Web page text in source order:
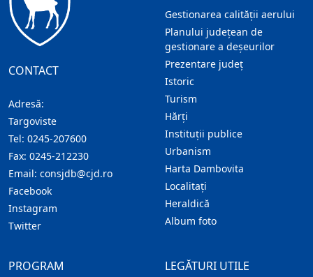
CONTACT
Adresă:
Targoviste
Tel: 0245-207600
Fax: 0245-212230
Email: consjdb@cjd.ro
Facebook
Instagram
Twitter
Gestionarea calității aerului
Planului județean de
gestionare a deșeurilor
Prezentare judeţ
Istoric
Turism
Hărţi
Instituţii publice
Urbanism
Harta Dambovita
Localitaţi
Heraldică
Album foto
LEGĂTURI UTILE
PROGRAM